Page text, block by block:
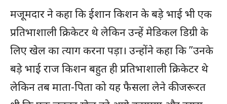
मजूमदार ने कहा कि ईशान किशन के बड़े भाई भी एक
प्रतिभाशाली क्रिकेटर थे लेकिन उन्हें मेडिकल डिग्री के
लिए खेल का त्याग करना पड़ा। उन्होंने कहा कि ”उनके
बड़े भाई राज किशन बहुत ही प्रतिभाशाली क्रिकेटर थे
लेकिन तब माता-पिता को यह फैसला लेने की जरूरत